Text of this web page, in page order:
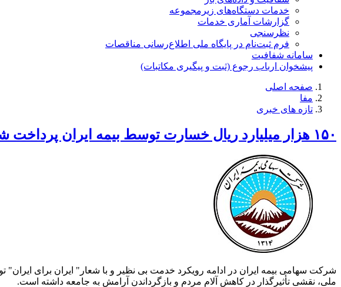
خدمات دستگاه‌های زیرمجموعه
گزارشات آماری خدمات
نظرسنجی
فرم ثبت‌نام در پایگاه ملی اطلاع‌رسانی مناقصات
سامانه شفافیت
پیشخوان ارباب رجوع (ثبت و پیگیری مکاتبات)
صفحه اصلی
مفا
تازه های خبری
۱۵۰ هزار میلیارد ریال خسارت توسط بیمه ایران پرداخت شد
ملی، نقشی تأثیرگذار در کاهش آلام مردم و بازگرداندن آرامش به جامعه داشته است.